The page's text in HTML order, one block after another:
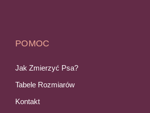
POMOC
Jak Zmierzyć Psa?
Tabele Rozmiarów
Kontakt